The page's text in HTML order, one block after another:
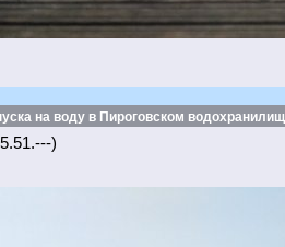
на воду в Пироговском
)